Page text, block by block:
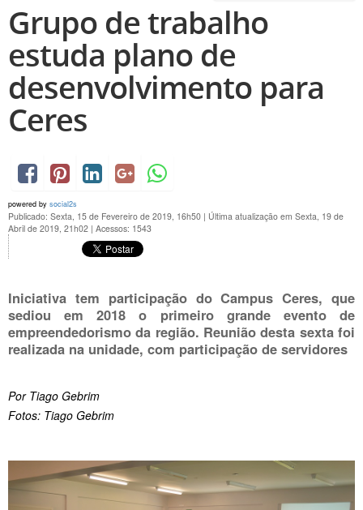
Grupo de trabalho
estuda plano de
desenvolvimento para
Ceres
powered by social2s
Publicado: Sexta, 15 de Fevereiro de 2019, 16h50 | Última atualização em Sexta, 19 de
Abril de 2019, 21h02 | Acessos: 1543
Iniciativa tem participação do Campus Ceres, que
sediou em 2018 o primeiro grande evento de
empreendedorismo da região. Reunião desta sexta foi
realizada na unidade, com participação de servidores
Por Tiago Gebrim
Fotos: Tiago Gebrim